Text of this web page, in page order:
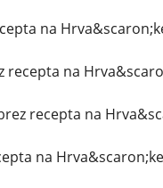
na
recepta na
recepta na
na